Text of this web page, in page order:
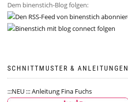
Dem binenstich-Blog folgen:
SCHNITTMUSTER & ANLEITUNGEN
:::NEU ::: Anleitung Fina Fuchs